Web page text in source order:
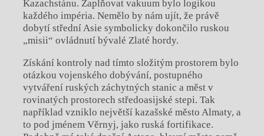
Kazachstánu. Zaplňovat vakuum bylo logikou
každého impéria. Nemělo by nám ujít, že právě
dobytí střední Asie symbolicky dokončilo ruskou
„misii“ ovládnutí bývalé Zlaté hordy.
Získání kontroly nad tímto složitým prostorem bylo
otázkou vojenského dobývání, postupného
vytváření ruských záchytných stanic a měst v
rovinatých prostorech středoasijské stepi. Tak
například vzniklo největší kazašské město Almaty, a
to pod jménem Věrnyj, jako ruská fortifikace.